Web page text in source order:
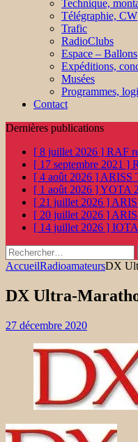
Technique,
Télégraphie, CW
Trafic
RadioClubs
Espace – Ballons
Expéditions,
Musées
Programmes,
Contact
Dernières publications
[ 8 juillet 2026 ] RAF
[ 17 septembre 2021 ]
[ 4 août 2026 ] ARISS
[ 1 août 2026 ]YOTA
[ 21 juillet 2026 ]
[ 20 juillet 2026 ]
[ 14 juillet 2026 ]
Rechercher :
AccueilRadioamateursDX
DX Ultra-
27 décembre 2020